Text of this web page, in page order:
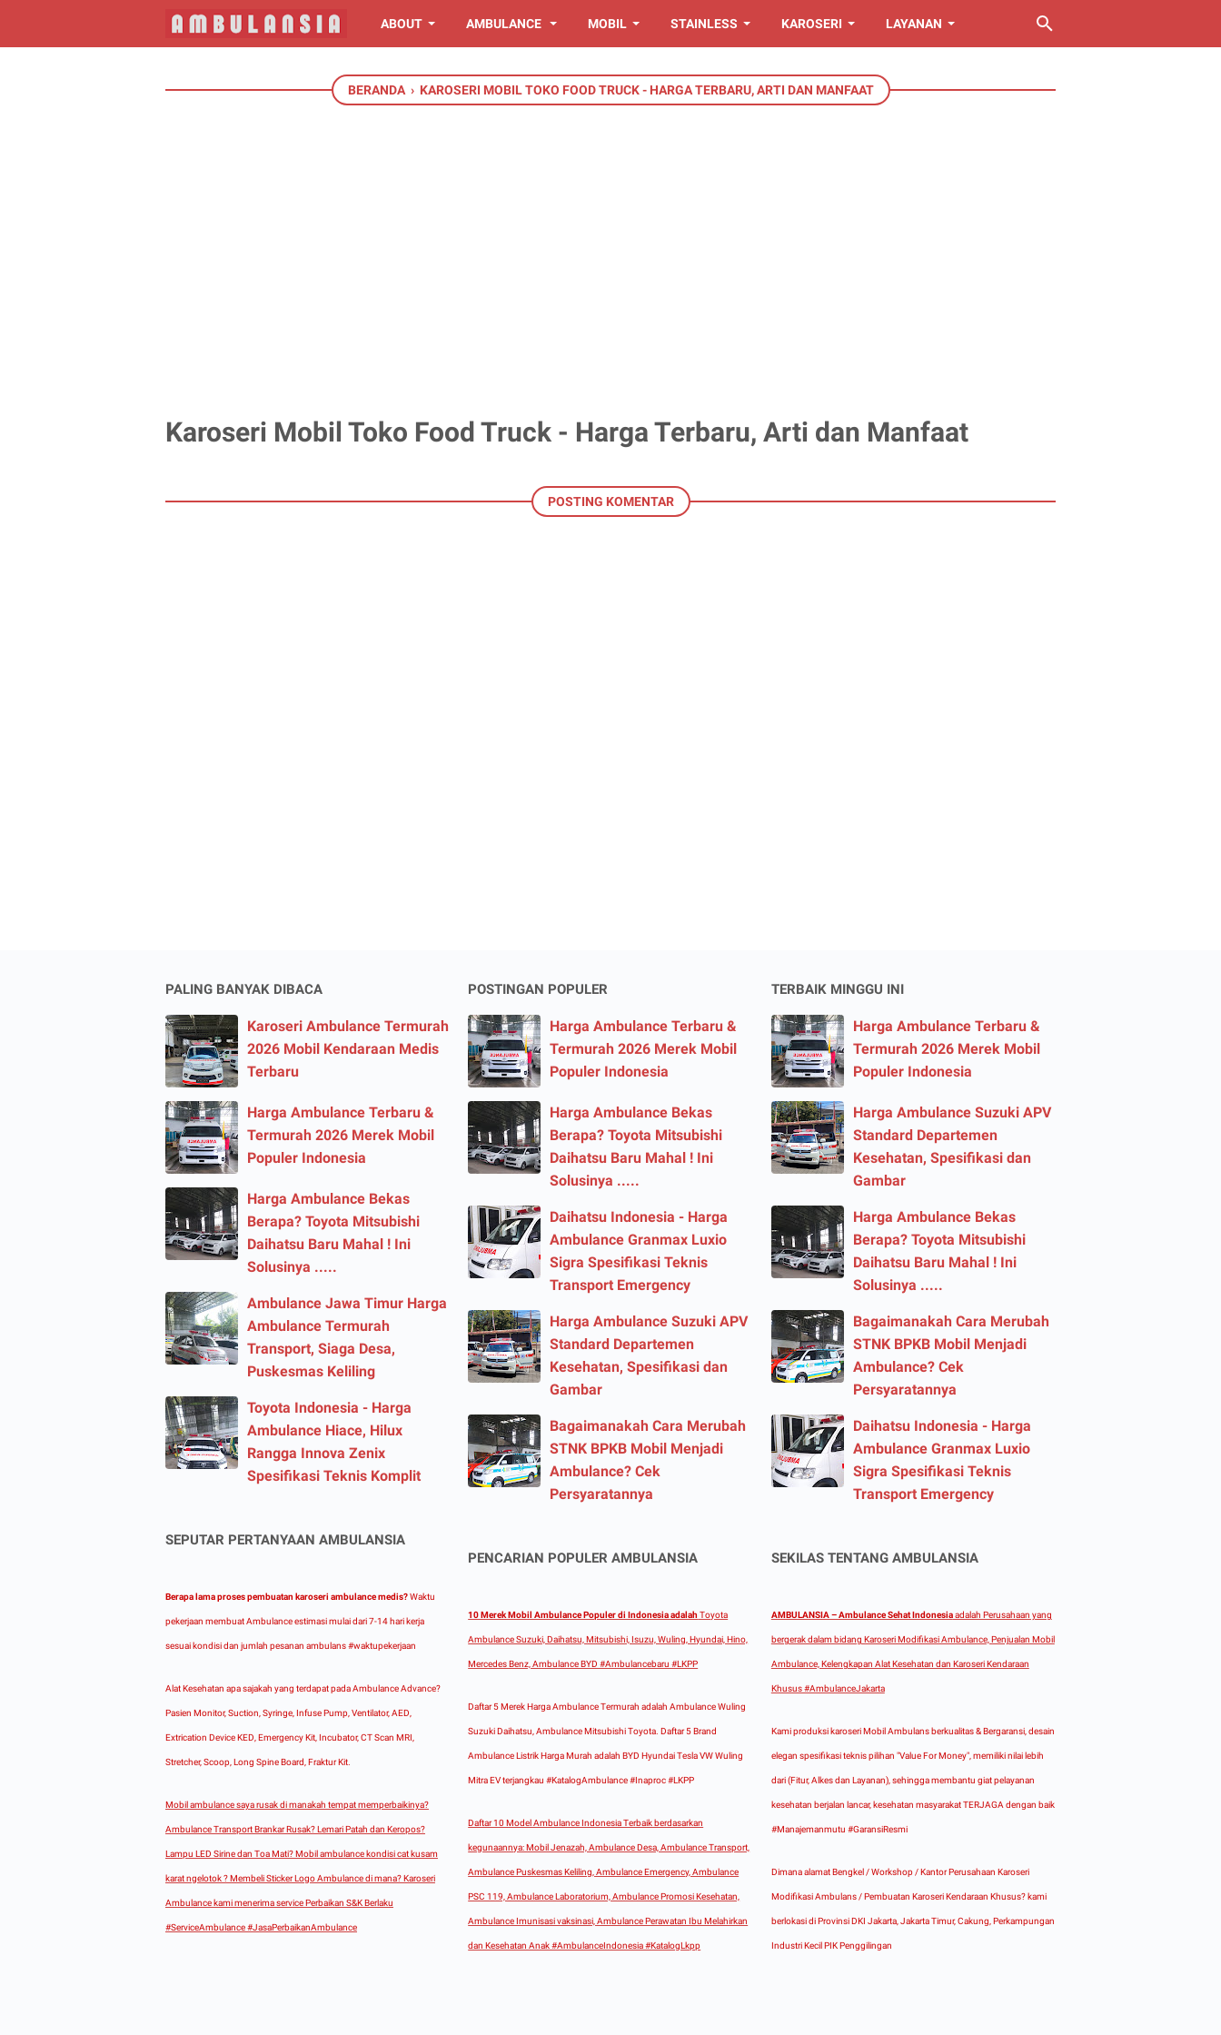
ABOUT AMBULANCE MOBIL STAINLESS KAROSERI LAYANAN
BERANDA › KAROSERI MOBIL TOKO FOOD TRUCK - HARGA TERBARU, ARTI DAN MANFAAT
Karoseri Mobil Toko Food Truck - Harga Terbaru, Arti dan Manfaat
POSTING KOMENTAR
PALING BANYAK DIBACA
Karoseri Ambulance Termurah
2026 Mobil Kendaraan Medis
Terbaru
Harga Ambulance Terbaru &
Termurah 2026 Merek Mobil
Populer Indonesia
Harga Ambulance Bekas
Berapa? Toyota Mitsubishi
Daihatsu Baru Mahal ! Ini
Solusinya .....
Ambulance Jawa Timur Harga
Ambulance Termurah
Transport, Siaga Desa,
Puskesmas Keliling
Toyota Indonesia - Harga
Ambulance Hiace, Hilux
Rangga Innova Zenix
Spesifikasi Teknis Komplit
SEPUTAR PERTANYAAN AMBULANSIA
Berapa lama proses pembuatan karoseri ambulance medis?Waktu
pekerjaan membuat Ambulance estimasi mulai dari 7-14 hari kerja
sesuai kondisi dan jumlah pesanan ambulans #waktupekerjaan
Alat Kesehatan apa sajakah yang terdapat pada Ambulance Advance?
Pasien Monitor, Suction, Syringe, Infuse Pump, Ventilator, AED,
Extrication Device KED, Emergency Kit, Incubator, CT Scan MRI,
Stretcher, Scoop, Long Spine Board, Fraktur Kit.
Mobil ambulance saya rusak di manakah tempat memperbaikinya?
Ambulance Transport Brankar Rusak? Lemari Patah dan Keropos?
Lampu LED Sirine dan Toa Mati? Mobil ambulance kondisi cat kusam
karat ngelotok ? Membeli Sticker Logo Ambulance di mana? Karoseri
Ambulance kami menerima service Perbaikan S&K Berlaku
#ServiceAmbulance #JasaPerbaikanAmbulance
POSTINGAN POPULER
Harga Ambulance Terbaru &
Termurah 2026 Merek Mobil
Populer Indonesia
Harga Ambulance Bekas
Berapa? Toyota Mitsubishi
Daihatsu Baru Mahal ! Ini
Solusinya .....
Daihatsu Indonesia - Harga
Ambulance Granmax Luxio
Sigra Spesifikasi Teknis
Transport Emergency
Harga Ambulance Suzuki APV
Standard Departemen
Kesehatan, Spesifikasi dan
Gambar
Bagaimanakah Cara Merubah
STNK BPKB Mobil Menjadi
Ambulance? Cek
Persyaratannya
PENCARIAN POPULER AMBULANSIA
10 Merek Mobil Ambulance Populer di Indonesia adalah Toyota
Ambulance Suzuki, Daihatsu, Mitsubishi, Isuzu, Wuling, Hyundai, Hino,
Mercedes Benz, Ambulance BYD #Ambulancebaru #LKPP
Daftar 5 Merek Harga Ambulance Termurah adalah Ambulance Wuling
Suzuki Daihatsu, Ambulance Mitsubishi Toyota. Daftar 5 Brand
Ambulance Listrik Harga Murah adalah BYD Hyundai Tesla VW Wuling
Mitra EV terjangkau #KatalogAmbulance #Inaproc #LKPP
Daftar 10 Model Ambulance Indonesia Terbaik berdasarkan
kegunaannya: Mobil Jenazah, Ambulance Desa, Ambulance Transport,
Ambulance Puskesmas Keliling, Ambulance Emergency, Ambulance
PSC 119, Ambulance Laboratorium, Ambulance Promosi Kesehatan,
Ambulance Imunisasi vaksinasi, Ambulance Perawatan Ibu Melahirkan
dan Kesehatan Anak #AmbulanceIndonesia #KatalogLkpp
TERBAIK MINGGU INI
Harga Ambulance Terbaru &
Termurah 2026 Merek Mobil
Populer Indonesia
Harga Ambulance Suzuki APV
Standard Departemen
Kesehatan, Spesifikasi dan
Gambar
Harga Ambulance Bekas
Berapa? Toyota Mitsubishi
Daihatsu Baru Mahal ! Ini
Solusinya .....
Bagaimanakah Cara Merubah
STNK BPKB Mobil Menjadi
Ambulance? Cek
Persyaratannya
Daihatsu Indonesia - Harga
Ambulance Granmax Luxio
Sigra Spesifikasi Teknis
Transport Emergency
SEKILAS TENTANG AMBULANSIA
AMBULANSIA – Ambulance Sehat Indonesiaadalah Perusahaan yang
bergerak dalam bidang Karoseri Modifikasi Ambulance, Penjualan Mobil
Ambulance, Kelengkapan Alat Kesehatan dan Karoseri Kendaraan
Khusus #AmbulanceJakarta
Kami produksi karoseri Mobil Ambulans berkualitas & Bergaransi, desain
elegan spesifikasi teknis pilihan "Value For Money", memiliki nilai lebih
dari (Fitur, Alkes dan Layanan), sehingga membantu giat pelayanan
kesehatan berjalan lancar, kesehatan masyarakat TERJAGA dengan baik
#Manajemanmutu #GaransiResmi
Dimana alamat Bengkel / Workshop / Kantor Perusahaan Karoseri
Modifikasi Ambulans / Pembuatan Karoseri Kendaraan Khusus? kami
berlokasi di Provinsi DKI Jakarta, Jakarta Timur, Cakung, Perkampungan
Industri Kecil PIK Penggilingan